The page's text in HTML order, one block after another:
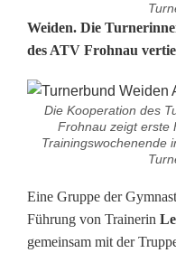
E
s
F
o
Weiden. Die
des ATV Frohnau
Die Kooperation des
Frohnau zeigt erste
Trainingswochenende
Eine Gruppe der
Führung von Trainerin
gemeinsam mit der